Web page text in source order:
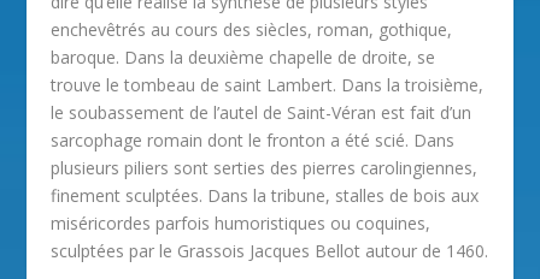
enchevêtrés au cours des siècles, roman, gothique,
baroque. Dans la deuxième chapelle de droite, se
trouve le tombeau de saint Lambert. Dans la troisième,
le soubassement de l’autel de Saint-Véran est fait d’un
sarcophage romain dont le fronton a été scié. Dans
plusieurs piliers sont serties des pierres carolingiennes,
finement sculptées. Dans la tribune, stalles de bois aux
miséricordes parfois humoristiques ou coquines,
sculptées par le Grassois Jacques Bellot autour de 1460.